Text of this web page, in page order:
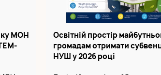
МОН
Освітній простір
громадам отримати
НУШ у 2026 році